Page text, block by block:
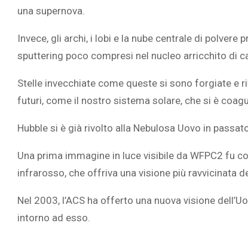
una supernova.
Invece, gli archi, i lobi e la nube centrale di
sputtering poco compresi nel nucleo arricchito di
Stelle invecchiate come queste si sono forgiate e
futuri, come il nostro sistema solare, che si è
Hubble si è già rivolto alla Nebulosa Uovo in
Una prima immagine in luce visibile da WFPC2 fu
infrarosso, che offriva una visione più ravvicinata
Nel 2003, l’ACS ha offerto una nuova visione
intorno ad esso.